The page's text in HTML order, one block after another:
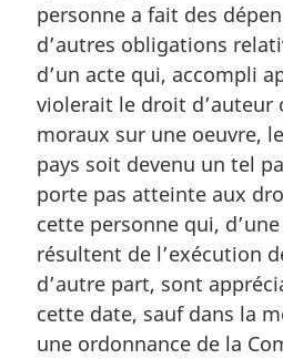
a
l
e
:
personne a fait des
d’autres obligations
d’un acte qui, accompli
violerait le droit d’auteur
moraux sur une oeuvre,
pays soit devenu un tel
porte pas atteinte aux
cette personne qui,
résultent de l’exécution
d’autre part, sont
cette date, sauf dans la
une ordonnance de la